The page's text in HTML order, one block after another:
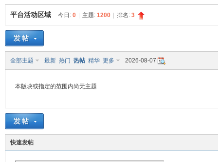
测
» ›
平台活动区域 今日: 0 主题: 1200 排名: 3
全部主题 最新 热门 热帖 精华 更多 2026-08-07
本版块或指定的范围内尚无主题
快速发帖